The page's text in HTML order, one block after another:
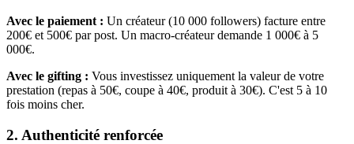
Avec le paiement : Un créateur (10 000 followers) facture entre
200€ et 500€ par post. Un macro-créateur demande 1 000€ à 5
000€.
Avec le gifting : Vous investissez uniquement la valeur de votre
prestation (repas à 50€, coupe à 40€, produit à 30€). C'est 5 à 10
fois moins cher.
2. Authenticité renforcée